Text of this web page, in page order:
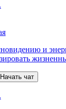
и
Начать чат